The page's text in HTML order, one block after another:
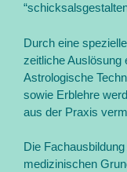
Durch eine
zeitliche Auslösung
Astrologische
sowie Erblehre
aus der Praxis
Die
medizinischen